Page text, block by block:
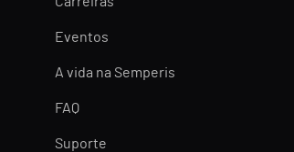
Eventos
A vida na Semperis
FAQ
Suporte